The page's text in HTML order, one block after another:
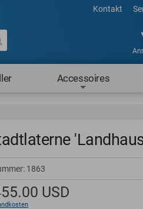
Kontakt
Accessoires
1863
USD